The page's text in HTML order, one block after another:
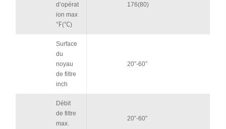
d’opérat
ion max
℉(℃)
176(80)
Surface
du
noyau
de filtre
inch
20”-60”
Débit
de filtre
max.
20”-60”